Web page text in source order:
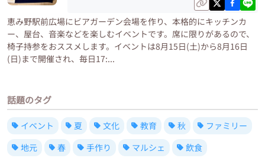
恵み野駅前広場にビアガーデン会場を作り、本格的にキッチンカ
ー、屋台、音楽などを楽しむイベントです。席に限りがあるので、
椅子持参をおススメします。イベントは8月15日(土)から8月16日
(日)まで開催され、毎日17:...
話題のタグ
イベント 夏 文化 教育 秋
ファミリー
地元
春 手作り マルシェ
飲食